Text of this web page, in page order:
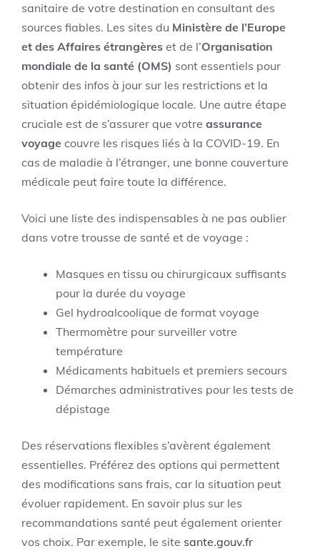
sanitaire de votre destination en consultant des
sources fiables. Les sites du Ministère de l’Europe
et des Affaires étrangères et de l’Organisation
mondiale de la santé (OMS) sont essentiels pour
obtenir des infos à jour sur les restrictions et la
situation épidémiologique locale. Une autre étape
cruciale est de s’assurer que votre assurance
voyage couvre les risques liés à la COVID-19. En
cas de maladie à l’étranger, une bonne couverture
médicale peut faire toute la différence.
Voici une liste des indispensables à ne pas oublier
dans votre trousse de santé et de voyage :
Masques en tissu ou chirurgicaux suffisants
pour la durée du voyage
Gel hydroalcoolique de format voyage
Thermomètre pour surveiller votre
température
Médicaments habituels et premiers secours
Démarches administratives pour les tests de
dépistage
Des réservations flexibles s’avèrent également
essentielles. Préférez des options qui permettent
des modifications sans frais, car la situation peut
évoluer rapidement. En savoir plus sur les
recommandations santé peut également orienter
vos choix. Par exemple, le site sante.gouv.fr